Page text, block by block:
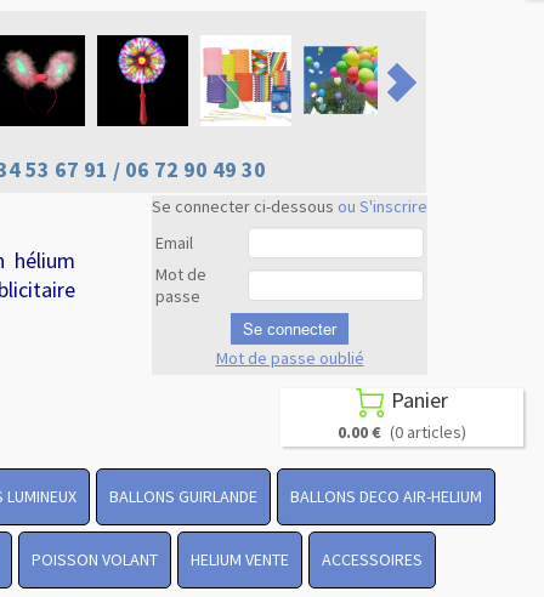
53 67 91 / 06 72 90 49 30
Se connecter ci-dessous ou S'inscrire
Email
Mot de
passe
Se connecter
Mot de passe oublié
hélium
 Panier
0.00 € (0 articles)
LUMINEUX BALLONS GUIRLANDE BALLONS DECO AIR-HELIUM
POISSON VOLANT HELIUM VENTE ACCESSOIRES